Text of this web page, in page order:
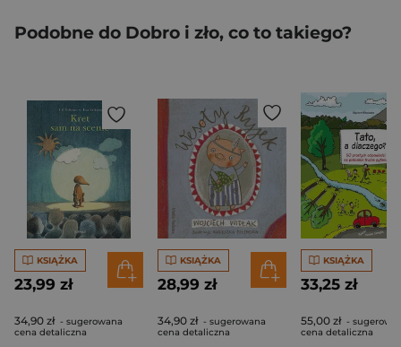
Podobne do Dobro i zło, co to takiego?
KSIĄŻKA
23,99 zł
34,90 zł - sugerowana
cena detaliczna
KSIĄŻKA
28,99 zł
34,90 zł - sugerowana
cena detaliczna
KSIĄŻKA
33,25 zł
55,00 zł -
cena detaliczna